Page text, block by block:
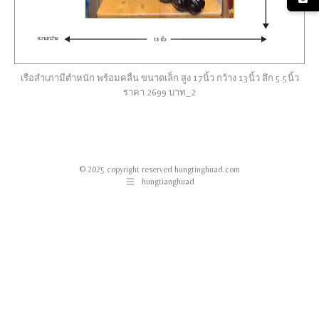
เรือสำเภามีตำหนัก พร้อมคลื่น ขนาดเล็ก สูง 17นิ้ว กว้าง 13นิ้ว ลึก 5.5นิ้ว
ราคา 2699 บาท_2
© 2025 copyright reserved hungtinghuad.com
hungtianghuad